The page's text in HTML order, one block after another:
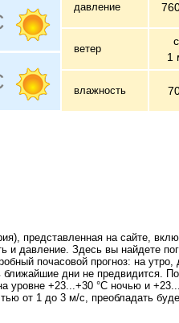
давление
ветер
1
влажность
представленная на сайте,
и давление. Здесь вы найдете
почасовой прогноз: на
дни не предвидится.
уровне +23...+30 °C ночью и
от 1 до 3 м/с, преобладать